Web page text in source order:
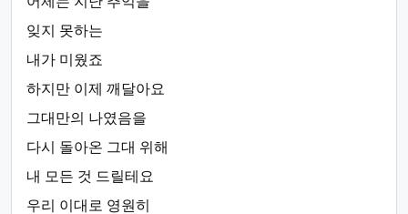
잊지 못하는
내가 미웠죠
하지만 이제 깨달아요
그대만의 나였음을
다시 돌아온 그대 위해
내 모든 것 드릴테요
우리 이대로 영원히